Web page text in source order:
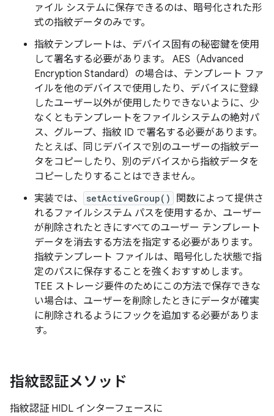
ァイル システムに保存できるのは、暗号化された形
式の指紋データのみです。
指紋テンプレートは、デバイス固有の秘密鍵を使用
して署名する必要があります。 AES（Advanced
Encryption Standard）の場合は、テンプレート ファ
イルを他のデバイスで使用したり、デバイスに登録
したユーザー以外が使用したりできないように、少
なくともテンプレートをファイルシステムの絶対パ
ス、グループ、指紋 ID で署名する必要があります。
たとえば、同じデバイスで別のユーザーの指紋デー
タをコピーしたり、別のデバイスから指紋データを
コピーしたりすることはできません。
実装では、
setActiveGroup()
関数によって提供さ
れるファイルシステム パスを使用するか、ユーザー
が削除されたときにすべてのユーザー テンプレート
データを消去する方法を指定する必要があります。
指紋テンプレート ファイルは、暗号化した状態で指
定のパスに保存することを強くおすすめします。
TEE ストレージ要件のためにこの方法で保存できな
い場合は、ユーザーを削除したときにデータが確実
に削除されるようにフックを追加する必要がありま
す。
指紋認証メソッド
指紋認証 HIDL インターフェースに